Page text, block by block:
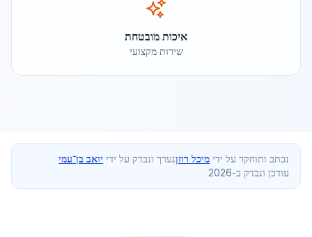
איכות מובטחת
שירות מקצועי
נכתב ותוחקר על ידי מיכל רוזןנערך ונבדק על ידי יואב בן־עמי
עודכן ונבדק ב-2026